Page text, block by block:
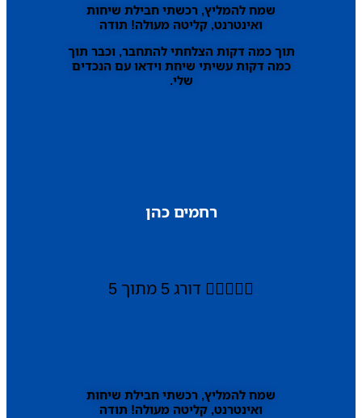
שמח להמליץ, רכשתי חבילת שיחות
ואינטרנט, קליטה מעולה! תודה
תוך כמה דקות הצלחתי להתחבר, וכבר תוך
כמה דקות עשיתי שיחת וידאו עם הנכדים
שלי.
רחמים כהן
 דורג 5 מתוך 5
שמח להמליץ, רכשתי חבילת שיחות
ואינטרנט, קליטה מעולה! תודה